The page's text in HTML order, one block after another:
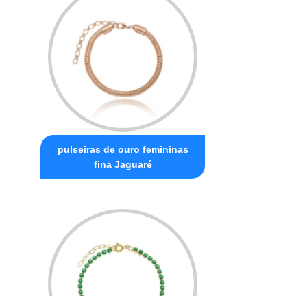
pulseiras de ouro femininas
fina Jaguaré